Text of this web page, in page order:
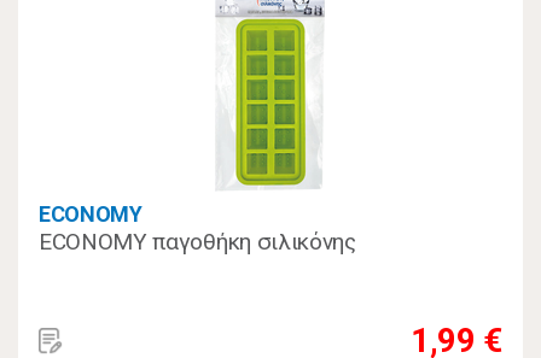
ECONOMY
ECONOMY παγοθήκη σιλικόνης
1,99 €